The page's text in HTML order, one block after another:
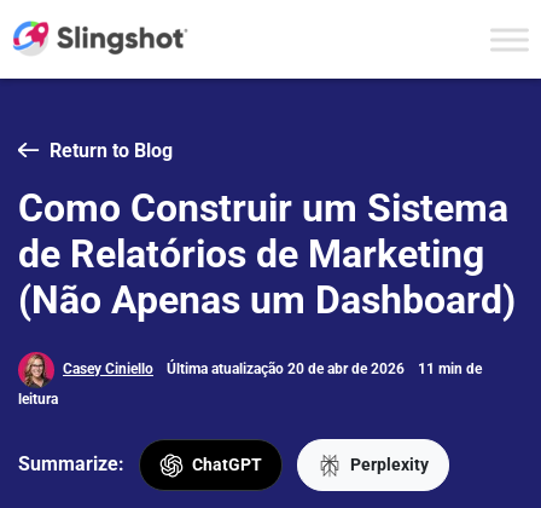
Return to Blog
Como Construir um Sistema
de Relatórios de Marketing
(Não Apenas um Dashboard)
Casey Ciniello Última atualização 20 de abr de 2026
11 min de
leitura
Summarize: ChatGPT Perplexity